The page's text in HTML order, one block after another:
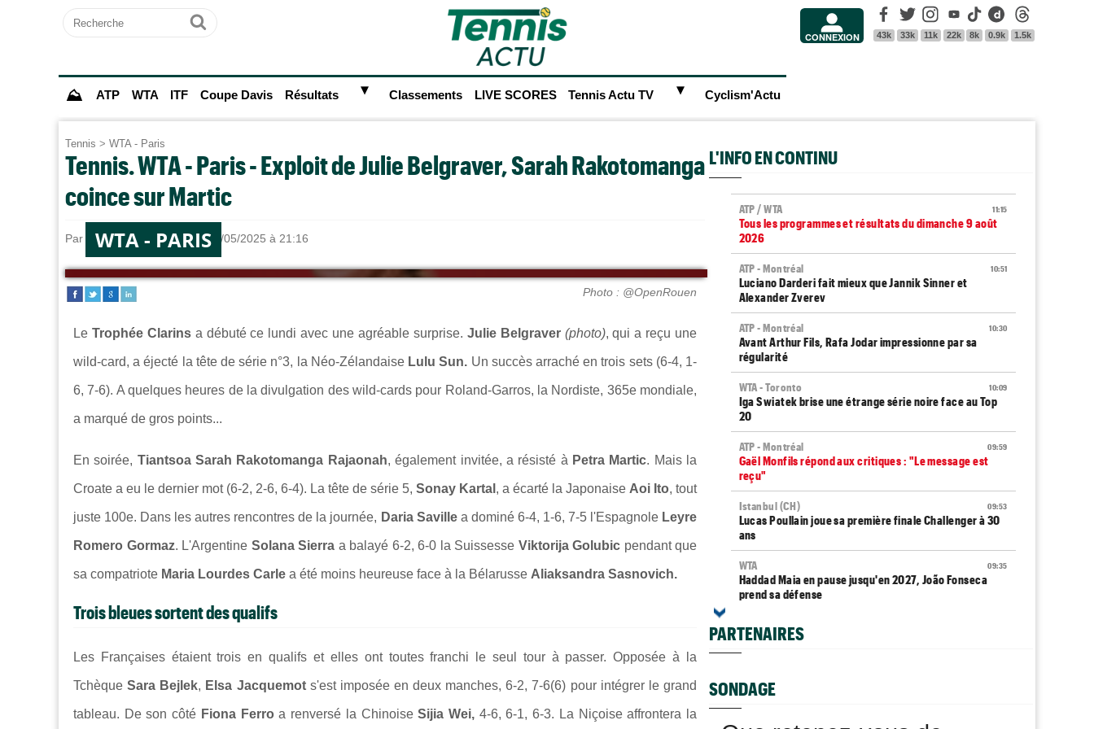
Recherche
Ok CONNEXION
Facebook
43k
Twitter
33k
Instagram
11k
Youtube
22k
Tik Tok
8k
Dailymotion
0.9k 1.5k
⛰ ATP WTA ITF Coupe Davis Résultats ► Classements LIVE SCORES Tennis Actu TV ► Cyclism'Actu
Tennis > WTA - Paris
Tennis. WTA - Paris - Exploit de Julie Belgraver, Sarah Rakotomanga
coince sur Martic
Par Sebastien CLAUDEle 12/05/2025 à 21:16
WTA - PARIS
Photo : @OpenRouen
Le Trophée Clarinsa débuté ce lundi avec une agréable surprise. Julie Belgraver (photo), qui a reçu une
wild-card, a éjecté la tête de série n°3, la Néo-Zélandaise Lulu Sun. Un succès arraché en trois sets (6-4, 1-
6, 7-6). A quelques heures de la divulgation des wild-cards pour Roland-Garros, la Nordiste, 365e mondiale,
a marqué de gros points...
En soirée, Tiantsoa Sarah Rakotomanga Rajaonah, également invitée, a résisté à Petra Martic. Mais la
Croate a eu le dernier mot (6-2, 2-6, 6-4). La tête de série 5, Sonay Kartal , a écarté la Japonaise Aoi Ito, tout
juste 100e. Dans les autres rencontres de la journée, Daria Savillea dominé 6-4, 1-6, 7-5 l'Espagnole Leyre
Romero Gormaz. L'Argentine Solana Sierra a balayé 6-2, 6-0 la Suissesse Viktorija Golubic pendant que
sa compatriote Maria Lourdes Carle a été moins heureuse face à la Bélarusse Aliaksandra Sasnovich.
Trois bleues sortent des qualifs
Les Françaises étaient trois en qualifs et elles ont toutes franchi le seul tour à passer. Opposée à la
Tchèque Sara Bejlek, Elsa Jacquemots'est imposée en deux manches, 6-2, 7-6(6) pour intégrer le grand
tableau. De son côté Fiona Ferro a renversé la ChinoiseSijia Wei,4-6, 6-1, 6-3. La Niçoise affrontera la
L'INFO EN CONTINU
11:15
ATP / WTA
Tous les programmes et résultats du dimanche 9 août
2026
10:51
ATP - Montréal
Luciano Darderi fait mieux que Jannik Sinner et
Alexander Zverev
10:30
ATP - Montréal
Avant Arthur Fils, Rafa Jodar impressionne par sa
régularité
10:09
WTA - Toronto
Iga Swiatek brise une étrange série noire face au Top
20
09:59
ATP - Montréal
Gaël Monfils répond aux critiques : "Le message est
reçu"
09:53
Istanbul (CH)
Lucas Poullain joue sa première finale Challenger à 30
ans
09:35
WTA
Haddad Maia en pause jusqu'en 2027, João Fonseca
prend sa défense
ATP - Montréal
Arthur Fils s'invite dans un club de trois avec Sinner et
Zverev
WTA - Toronto
Arthur Rinderknech tombe après un gros combat et
une interruption
PARTENAIRES
SONDAGE